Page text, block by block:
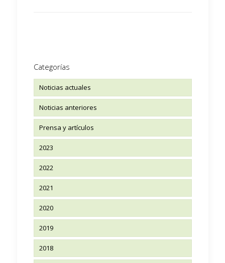
Categorías
Noticias actuales
Noticias anteriores
Prensa y artículos
2023
2022
2021
2020
2019
2018